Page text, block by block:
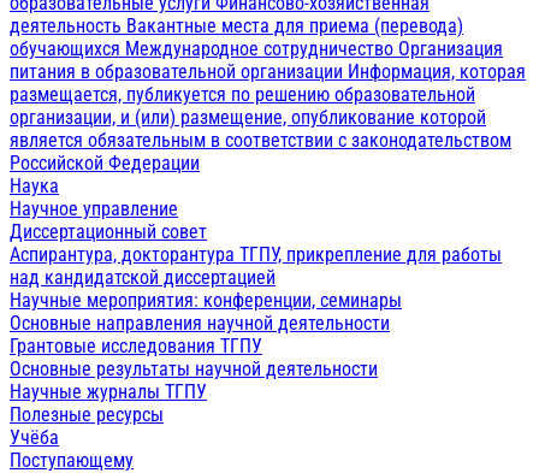
деятельность Вакантные места для приема (перевода)
обучающихся Международное сотрудничество Организация
питания в образовательной организации Информация, которая
размещается, публикуется по решению образовательной
организации, и (или) размещение, опубликование которой
является обязательным в соответствии с законодательством
Российской Федерации
Наука
Научное управление
Диссертационный совет
Аспирантура, докторантура ТГПУ, прикрепление для работы
над кандидатской диссертацией
Научные мероприятия: конференции, семинары
Основные направления научной деятельности
Грантовые исследования ТГПУ
Основные результаты научной деятельности
Научные журналы ТГПУ
Полезные ресурсы
Учёба
Поступающему